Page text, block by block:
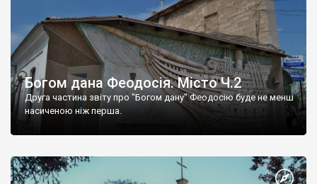
Богом дана Феодосія. Місто Ч.2
Друга частина звіту про "Богом дану" Феодосію буде не менш
насиченою ніж перша.